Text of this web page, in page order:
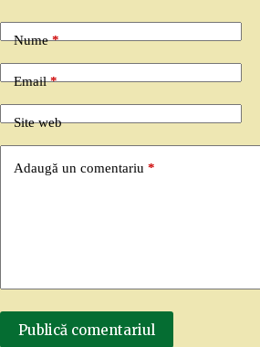
Nume*
Email*
Site web
Adaugă un comentariu *
Publică comentariul